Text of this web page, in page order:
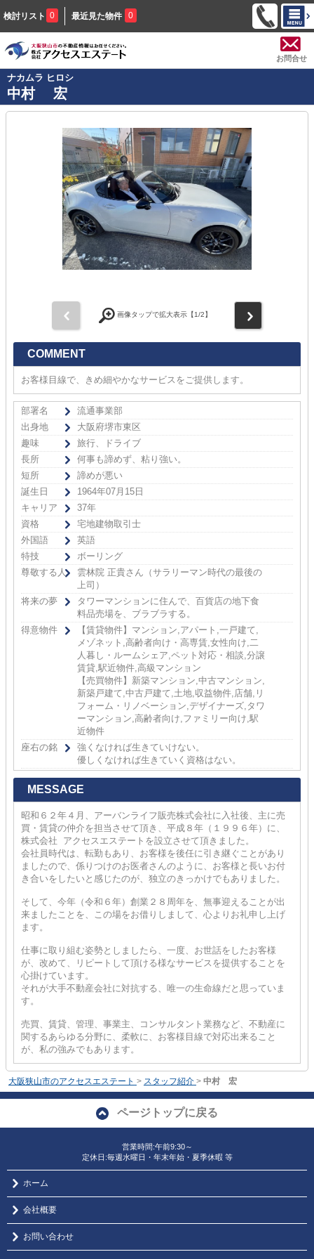
検討リスト 0 最近見た物件 0
お問合せ
ナカムラ ヒロシ
中村 宏
画像タップで拡大表示【1/2】
COMMENT
お客様目線で、きめ細やかなサービスをご提供します。
部署名
流通事業部
出身地
大阪府堺市東区
趣味
旅行、ドライブ
長所
何事も諦めず、粘り強い。
短所
諦めが悪い
誕生日
1964年07月15日
キャリア
37年
資格
宅地建物取引士
外国語
英語
特技
ボーリング
尊敬する人
雲林院 正貴さん（サラリーマン時代の最後の
上司）
将来の夢
タワーマンションに住んで、百貨店の地下食
料品売場を、ブラブラする。
得意物件
【賃貸物件】マンション,アパート,一戸建て,
メゾネット,高齢者向け・高専賃,女性向け,二
人暮し・ルームシェア,ペット対応・相談,分譲
賃貸,駅近物件,高級マンション
【売買物件】新築マンション,中古マンション,
新築戸建て,中古戸建て,土地,収益物件,店舗,リ
フォーム・リノベーション,デザイナーズ,タワ
ーマンション,高齢者向け,ファミリー向け,駅
近物件
座右の銘
強くなければ生きていけない。
優しくなければ生きていく資格はない。
MESSAGE
昭和６２年４月、アーバンライフ販売株式会社に入社後、主に売
買・賃貸の仲介を担当させて頂き、平成８年（１９９６年）に、
株式会社 アクセスエステートを設立させて頂きました。
会社員時代は、転勤もあり、お客様を後任に引き継ぐことがあり
ましたので、係りつけのお医者さんのように、お客様と長いお付
き合いをしたいと感じたのが、独立のきっかけでもありました。
そして、今年（令和６年）創業２８周年を、無事迎えることが出
来ましたことを、この場をお借りしまして、心よりお礼申し上げ
ます。
仕事に取り組む姿勢としましたら、一度、お世話をしたお客様
が、改めて、リピートして頂ける様なサービスを提供することを
心掛けています。
それが大手不動産会社に対抗する、唯一の生命線だと思っていま
す。
売買、賃貸、管理、事業主、コンサルタント業務など、不動産に
関するあらゆる分野に、柔軟に、お客様目線で対応出来ること
が、私の強みでもあります。
大阪狭山市のアクセスエステート > スタッフ紹介 > 中村 宏
ページトップに戻る
営業時間:午前9:30～
定休日:毎週水曜日・年末年始・夏季休暇 等
ホーム
会社概要
お問い合わせ